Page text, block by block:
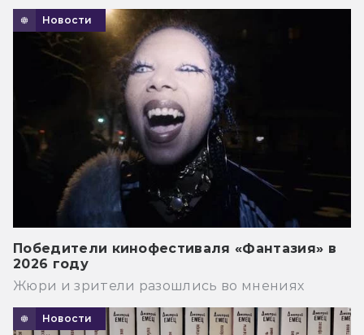
Новости
Победители кинофестиваля «Фантазия» в
2026 году
Жюри и зрители разошлись во мнениях
Новости